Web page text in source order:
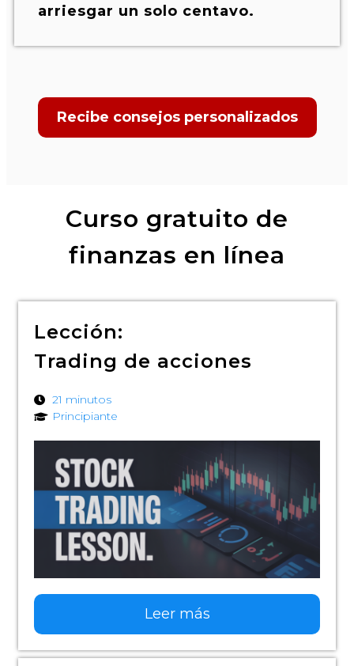
arriesgar un solo centavo.
Recibe consejos personalizados
Curso gratuito de
finanzas en línea
Lección:
Trading de acciones
21 minutos
Principiante
Leer más